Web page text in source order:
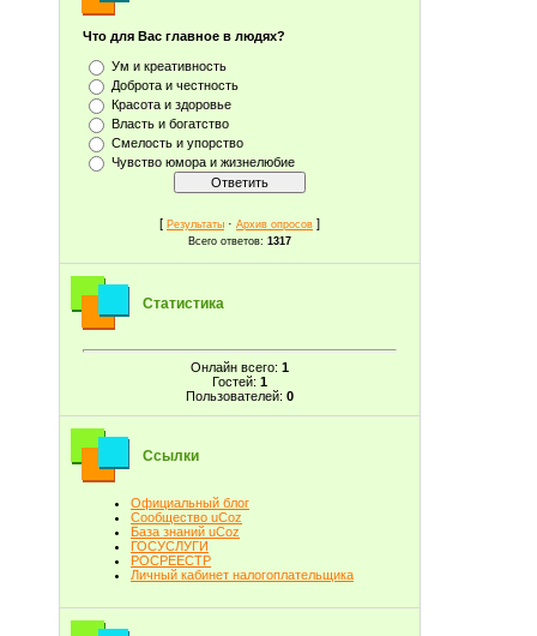
Что для Вас главное в людях?
Ум и креативность
Доброта и честность
Красота и здоровье
Власть и богатство
Смелость и упорство
Чувство юмора и жизнелюбие
[ Результаты · Архив опросов ]
Всего ответов: 1317
Статистика
Онлайн всего: 1
Гостей: 1
Пользователей: 0
Ссылки
Официальный блог
Сообщество uCoz
База знаний uCoz
ГОСУСЛУГИ
РОСРЕЕСТР
Личный кабинет налогоплательщика